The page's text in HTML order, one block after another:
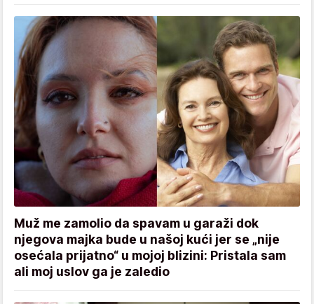
Muž me zamolio da spavam u garaži dok
njegova majka bude u našoj kući jer se „nije
osećala prijatno“ u mojoj blizini: Pristala sam
ali moj uslov ga je zaledio